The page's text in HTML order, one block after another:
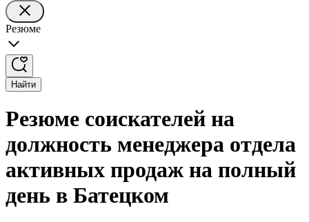
Резюме
Найти
Резюме соискателей на
должность менеджера отдела
активных продаж на полный
день в Батецком